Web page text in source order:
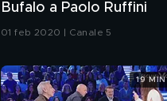
Bufalo a Paolo Ruffini
01 feb 2020 | Canale 5
19 MIN